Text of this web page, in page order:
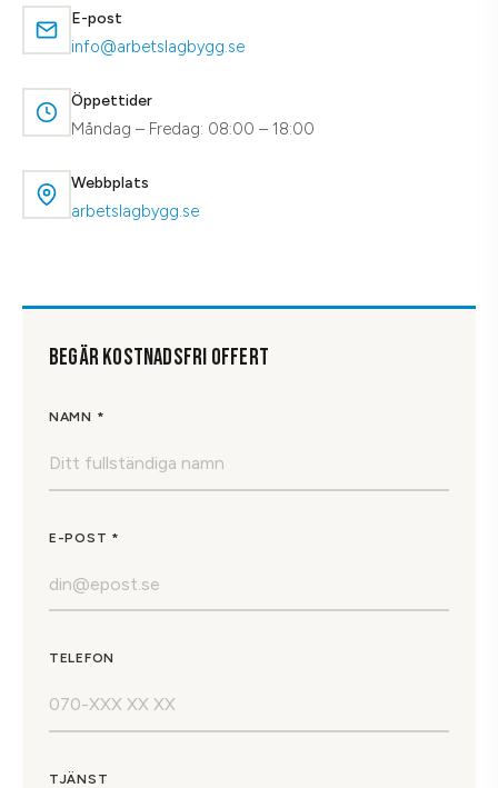
E-post
info@arbetslagbygg.se
Öppettider
Måndag – Fredag: 08:00 – 18:00
Webbplats
arbetslagbygg.se
BEGÄR KOSTNADSFRI OFFERT
NAMN *
E-POST *
TELEFON
TJÄNST